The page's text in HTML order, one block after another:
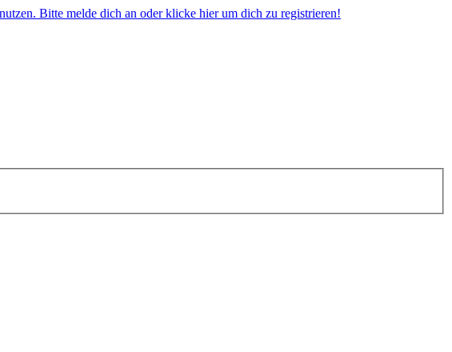
Bitte melde dich an oder klicke hier um dich zu registrieren!